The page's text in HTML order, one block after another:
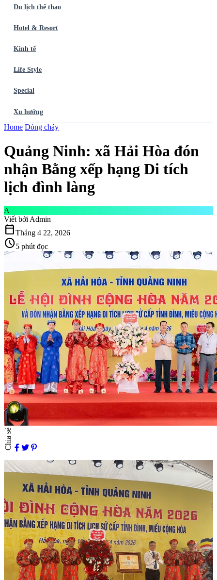
Du lịch thể thao
Hotel & Resort
Kinh tế
Life Style
Special
Xu hướng
Trang chủẨm thực
KÝ NGAY
Home Dòng chảy
Quảng Ninh: xã Hải Hòa đón
nhận Bằng xếp hạng Di tích
lịch đình làng
A
Viết bởi Admin
calendar_todayTháng 4 22, 2026
schedule5 phút đọc
Chia sẻ